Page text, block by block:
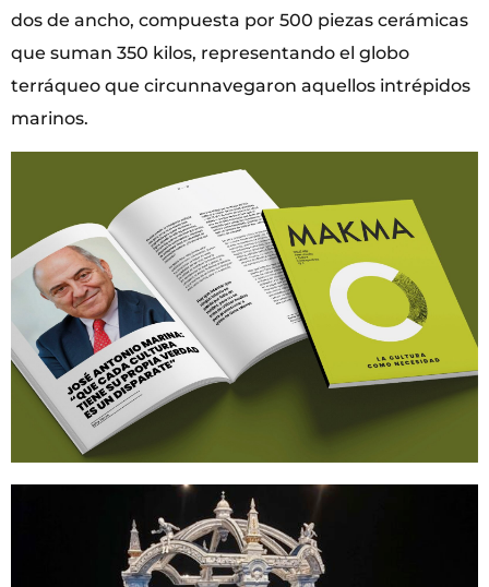
dos de ancho, compuesta por 500 piezas cerámicas
que suman 350 kilos, representando el globo
terráqueo que circunnavegaron aquellos intrépidos
marinos.